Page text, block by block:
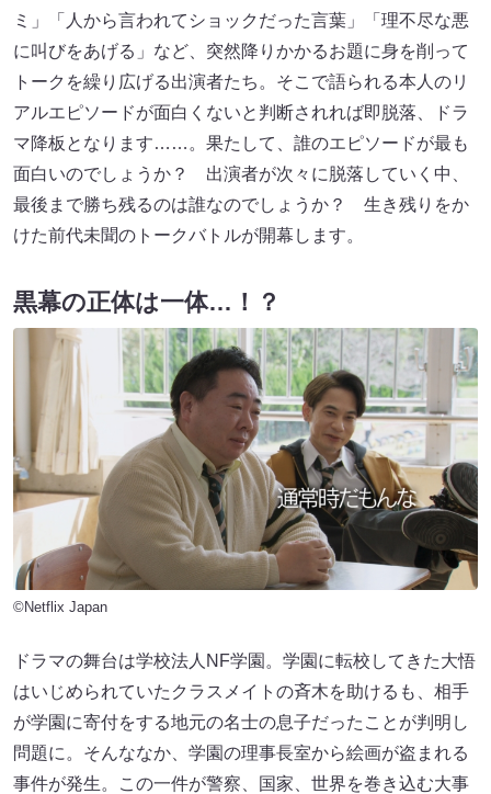
ミ」「人から言われてショックだった言葉」「理不尽な悪
に叫びをあげる」など、突然降りかかるお題に身を削って
トークを繰り広げる出演者たち。そこで語られる本人のリ
アルエピソードが面白くないと判断されれば即脱落、ドラ
マ降板となります……。果たして、誰のエピソードが最も
面白いのでしょうか？ 出演者が次々に脱落していく中、
最後まで勝ち残るのは誰なのでしょうか？ 生き残りをか
けた前代未聞のトークバトルが開幕します。
黒幕の正体は一体…！？
©Netflix Japan
ドラマの舞台は学校法人NF学園。学園に転校してきた大悟
はいじめられていたクラスメイトの斉木を助けるも、相手
が学園に寄付をする地元の名士の息子だったことが判明し
問題に。そんななか、学園の理事長室から絵画が盗まれる
事件が発生。この一件が警察、国家、世界を巻き込む大事